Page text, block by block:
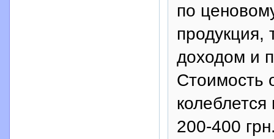
по
доходом и
Стоимость
200-400